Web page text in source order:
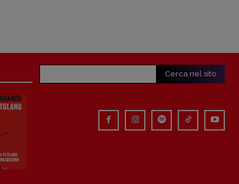
Cerca nel sito